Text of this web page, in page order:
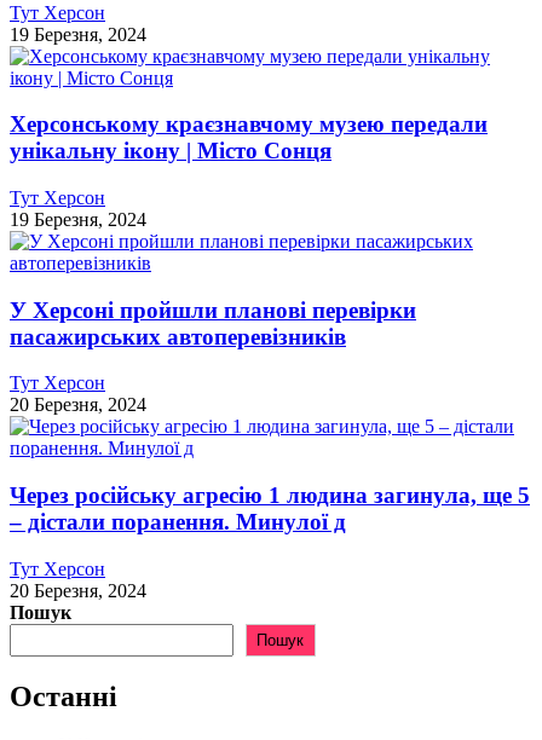
Тут Херсон
19 Березня, 2024
Херсонському краєзнавчому музею передали
унікальну ікону | Місто Сонця
Тут Херсон
19 Березня, 2024
У Херсоні пройшли планові перевірки
пасажирських автоперевізників
Тут Херсон
20 Березня, 2024
Через російську агресію 1 людина загинула, ще 5
– дістали поранення. Минулої д
Тут Херсон
20 Березня, 2024
Пошук
Пошук
Останні